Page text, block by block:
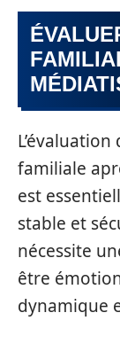
familiale
est
stable et
nécessite
être
dynamique